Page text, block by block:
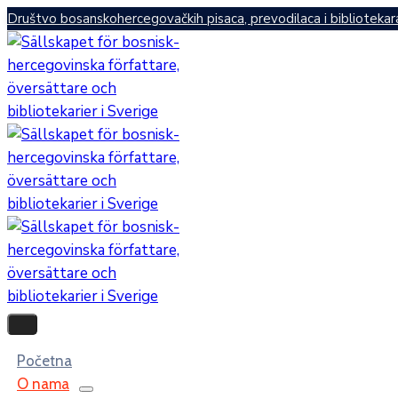
Društvo bosanskohercegovačkih pisaca, prevodilaca i
Početna
O nama